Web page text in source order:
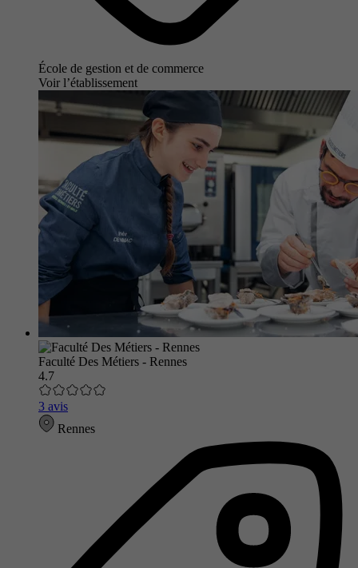
École de gestion et de commerce
Voir l’établissement
Faculté Des Métiers - Rennes
4.7
3 avis
Rennes